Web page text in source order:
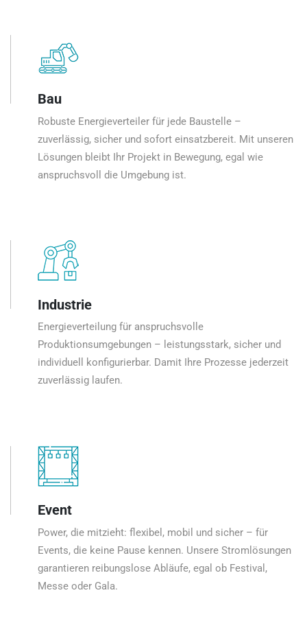
Bau
Robuste Energieverteiler für jede Baustelle –
zuverlässig, sicher und sofort einsatzbereit. Mit unseren
Lösungen bleibt Ihr Projekt in Bewegung, egal wie
anspruchsvoll die Umgebung ist.
Industrie
Energieverteilung für anspruchsvolle
Produktionsumgebungen – leistungsstark, sicher und
individuell konfigurierbar. Damit Ihre Prozesse jederzeit
zuverlässig laufen.
Event
Power, die mitzieht: flexibel, mobil und sicher – für
Events, die keine Pause kennen. Unsere Stromlösungen
garantieren reibungslose Abläufe, egal ob Festival,
Messe oder Gala.